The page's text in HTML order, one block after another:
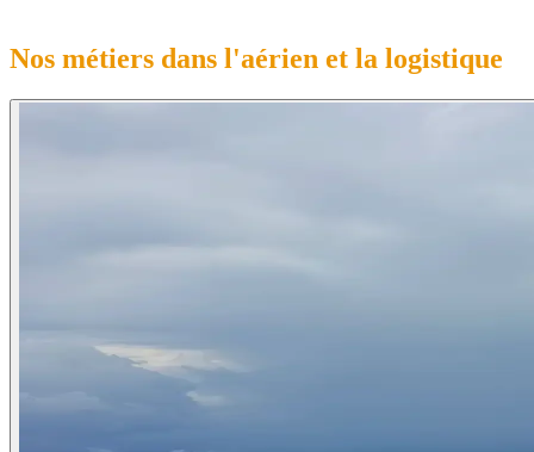
Nos métiers dans l'aérien et la logistique